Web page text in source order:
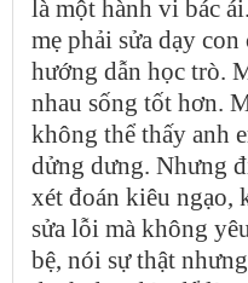
là một hành vi bác
mẹ phải sửa dạy
hướng dẫn học trò.
nhau sống tốt hơn.
không thể thấy anh
dửng dưng. Nhưng
xét đoán kiêu ngạo,
sửa lỗi mà không
bệ, nói sự thật